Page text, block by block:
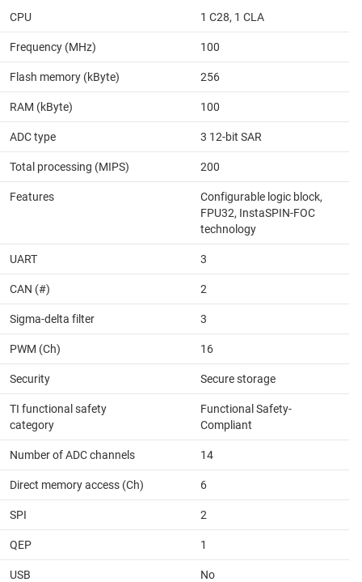
CPU 1 C28, 1 CLA
Frequency (MHz) 100
Flash memory (kByte) 256
RAM (kByte) 100
ADC type 3 12-bit SAR
Total processing (MIPS) 200
Features
Configurable logic block,
FPU32, InstaSPIN-FOC
technology
UART 3
CAN (#) 2
Sigma-delta filter 3
PWM (Ch) 16
Security Secure storage
TI functional safety
category
Functional Safety-
Compliant
Number of ADC channels 14
Direct memory access (Ch) 6
SPI 2
QEP 1
USB No